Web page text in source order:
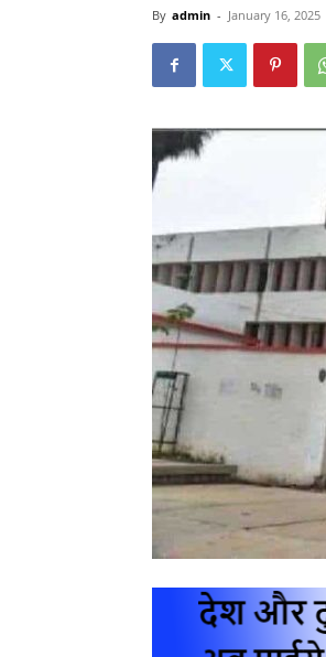
By admin - January 16, 2025